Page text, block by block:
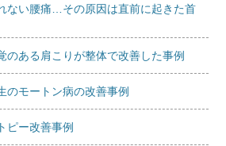
ない腰痛…その原因は直前に起きた首
のある肩こりが整体で改善した事例
のモートン病の改善事例
ピー改善事例